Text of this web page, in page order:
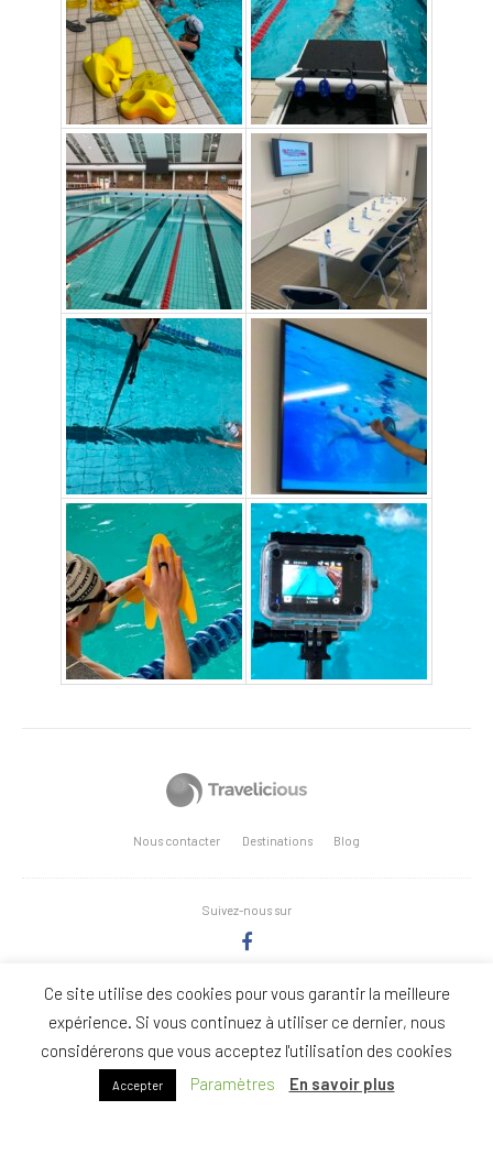
Nous contacter Destinations Blog
Suivez-nous sur
Copyright Stages-Triathlon.com - Réalisation: Anne Vonthron
Politique de
confidentialité
Vente
Ce site utilise des cookies pour vous garantir la meilleure
expérience. Si vous continuez à utiliser ce dernier, nous
considérerons que vous acceptez l'utilisation des cookies
Accepter Paramètres En savoir plus